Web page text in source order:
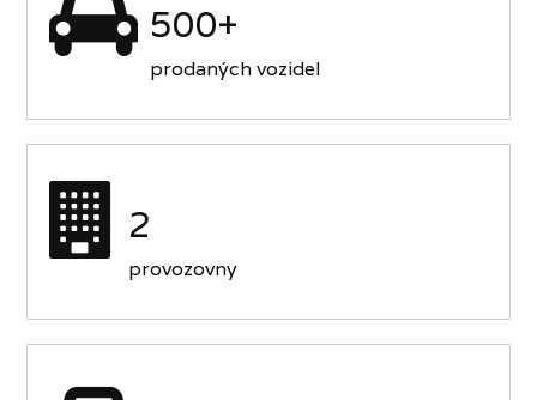
500+
prodaných vozidel
2
provozovny